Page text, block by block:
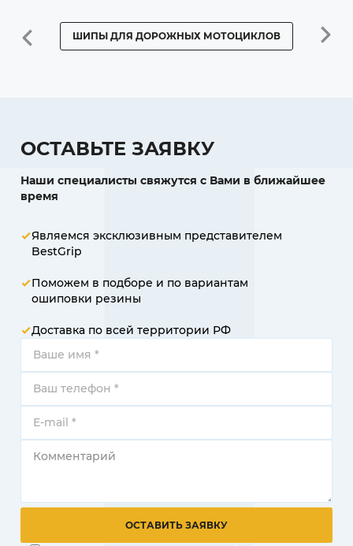
ШИПЫ ДЛЯ ДОРОЖНЫХ МОТОЦИКЛОВ ШИПЫ
ОСТАВЬТЕ ЗАЯВКУ
Наши специалисты свяжутся с Вами в ближайшее
время
Являемся эксклюзивным представителем
BestGrip
Поможем в подборе и по вариантам
ошиповки резины
Доставка по всей территории РФ